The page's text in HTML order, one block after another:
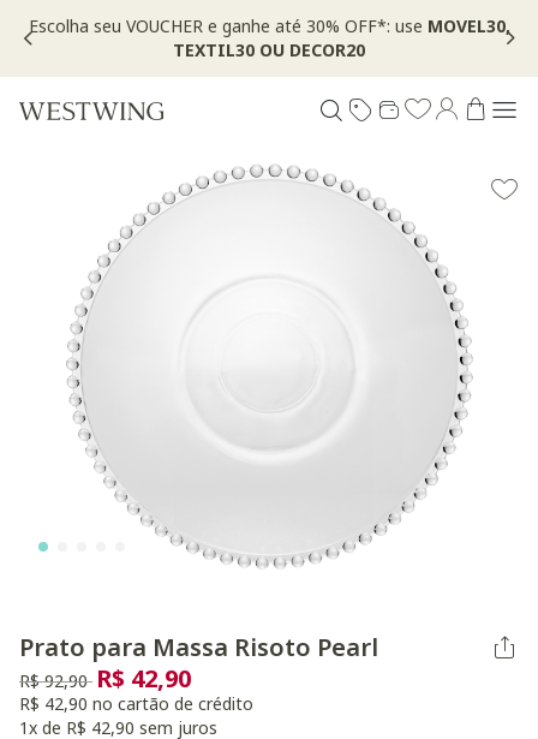
useMOVEL30, *Válido por tempo limitado, em itens
Prato para Massa Risoto Pearl
Preço reduzido de
R$ 92,90 para
R$ 42,90
R$ 42,90 no cartão de crédito
1x de R$ 42,90 sem juros